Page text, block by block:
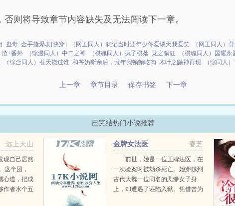
则将导致章节内容缺失及无法阅读下一章。
蛊毒 金手指爆表[快穿] （网王同人）犹记当时还年少你爱谈天我爱笑
（网王同人）
渣+番外 （综漫同人）中二之神 （棋魂同人）执子棋落 龙之狷狂
（棋魂同人）国耀永
（综合同人）苍天饶过谁 和爷奶断亲后，荒年我顿顿吃肉 木叶之鼬神再现 （综同人
上一章 章节目录 保存书签 下一章
已完结热门小说推荐
远上天山
现自己居然
这个团，
心道，把成
作者水个五
春芝
金牌女法医
前世，她是一位王牌法医，在
一次验案时被劫杀死亡。她穿越到
古代大魏一位同名的悲惨女子身
上，却遭遇了诬陷入狱。凭借曾为